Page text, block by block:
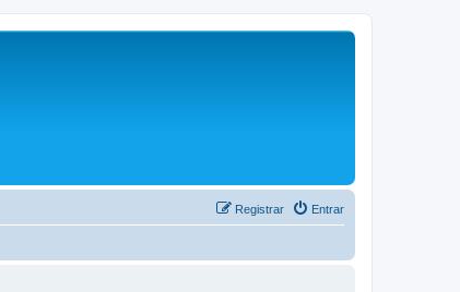
Entrar
Registrar